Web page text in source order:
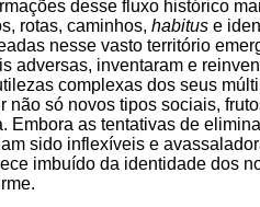
desse fluxo histórico
rotas, caminhos, habitus e
nesse vasto território
adversas, inventaram e
complexas dos seus
não só novos tipos sociais,
Embora as tentativas de
sido inflexíveis e
imbuído da identidade dos